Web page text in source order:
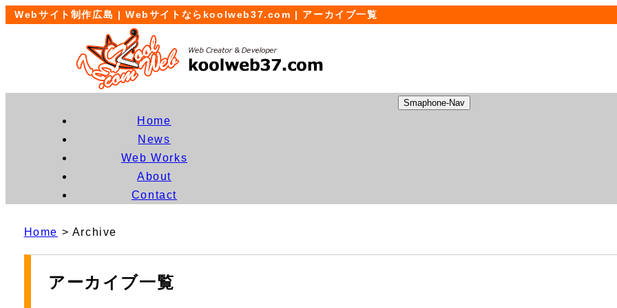
Webサイト制作広島 | Webサイトならkoolweb37.com | アーカイブ一覧
Smaphone-Nav
Home
News
Web Works
About
Contact
Home > Archive
アーカイブ一覧